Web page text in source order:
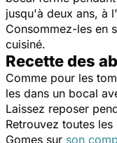
jusqu'à deux ans, à
Consommez-les en
cuisiné.
Recette des
Comme pour les
les dans un bocal
Laissez reposer
Retrouvez toutes
Gomes sur son